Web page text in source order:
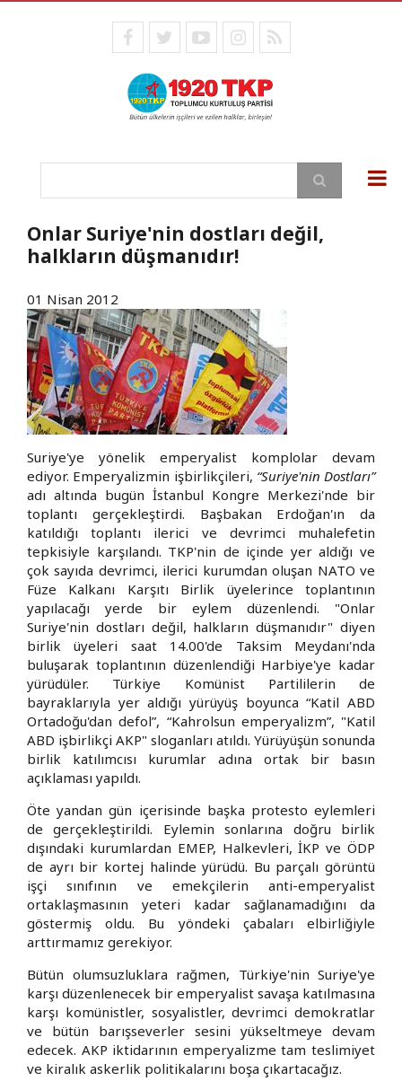
facebooktwitteryoutubeinstagram
RSS
Ara
Onlar Suriye'nin dostları değil,
halkların düşmanıdır!
01 Nisan 2012
Suriye'ye yönelik emperyalist komplolar devam
ediyor. Emperyalizmin işbirlikçileri, “Suriye'nin Dostları”
adı altında bugün İstanbul Kongre Merkezi'nde bir
toplantı gerçekleştirdi. Başbakan Erdoğan'ın da
katıldığı toplantı ilerici ve devrimci muhalefetin
tepkisiyle karşılandı. TKP'nin de içinde yer aldığı ve
çok sayıda devrimci, ilerici kurumdan oluşan NATO ve
Füze Kalkanı Karşıtı Birlik üyelerince toplantının
yapılacağı yerde bir eylem düzenlendi. "Onlar
Suriye'nin dostları değil, halkların düşmanıdır" diyen
birlik üyeleri saat 14.00'de Taksim Meydanı'nda
buluşarak toplantının düzenlendiği Harbiye'ye kadar
yürüdüler. Türkiye Komünist Partililerin de
bayraklarıyla yer aldığı yürüyüş boyunca “Katil ABD
Ortadoğu'dan defol”, “Kahrolsun emperyalizm”, "Katil
ABD işbirlikçi AKP" sloganları atıldı. Yürüyüşün sonunda
birlik katılımcısı kurumlar adına ortak bir basın
açıklaması yapıldı.
Öte yandan gün içerisinde başka protesto eylemleri
de gerçekleştirildi. Eylemin sonlarına doğru birlik
dışındaki kurumlardan EMEP, Halkevleri, İKP ve ÖDP
de ayrı bir kortej halinde yürüdü. Bu parçalı görüntü
işçi sınıfının ve emekçilerin anti-emperyalist
ortaklaşmasının yeteri kadar sağlanamadığını da
göstermiş oldu. Bu yöndeki çabaları elbirliğiyle
arttırmamız gerekiyor.
Bütün olumsuzluklara rağmen, Türkiye'nin Suriye'ye
karşı düzenlenecek bir emperyalist savaşa katılmasına
karşı komünistler, sosyalistler, devrimci demokratlar
ve bütün barışseverler sesini yükseltmeye devam
edecek. AKP iktidarının emperyalizme tam teslimiyet
ve kiralık askerlik politikalarını boşa çıkartacağız.